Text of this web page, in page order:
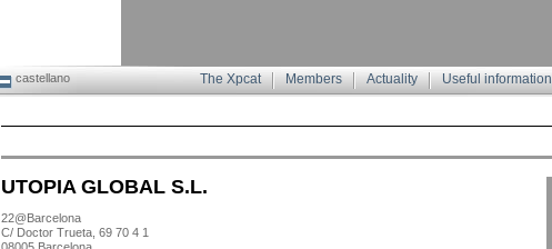
castellano Useful information
Actuality
Members
The Xpcat
UTOPIA GLOBAL S.L.
22@Barcelona
C/ Doctor Trueta, 69 70 4 1